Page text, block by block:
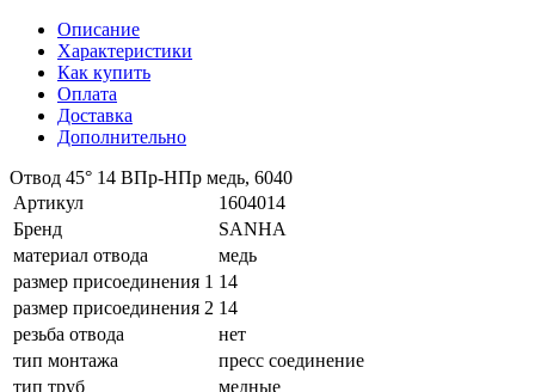
Описание
Характеристики
Как купить
Оплата
Доставка
Дополнительно
Отвод 45° 14 ВПр-HПр медь, 6040
Артикул
1604014
Бренд
SANHA
материал отвода
медь
размер присоединения 1 14
размер присоединения 2 14
резьба отвода
нет
тип монтажа
пресс соединение
тип труб
медные